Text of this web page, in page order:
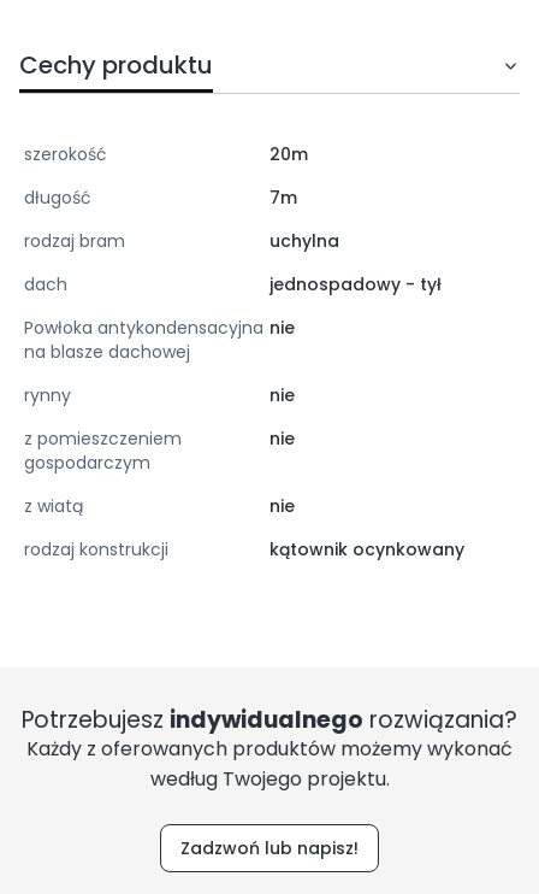
Cechy produktu
szerokość
20m
długość
7m
rodzaj bram
uchylna
dach
jednospadowy - tył
Powłoka antykondensacyjna
na blasze dachowej
nie
rynny
nie
z pomieszczeniem
gospodarczym
nie
z wiatą
nie
rodzaj konstrukcji
kątownik ocynkowany
Potrzebujesz indywidualnego rozwiązania?
Każdy z oferowanych produktów możemy wykonać
według Twojego projektu.
Zadzwoń lub napisz!